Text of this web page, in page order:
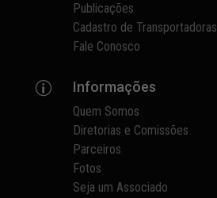
Publicações
Cadastro de Transportadoras
Fale Conosco
p Informações
Quem Somos
Diretorias e Comissões
Parceiros
Fotos
Seja um Associado